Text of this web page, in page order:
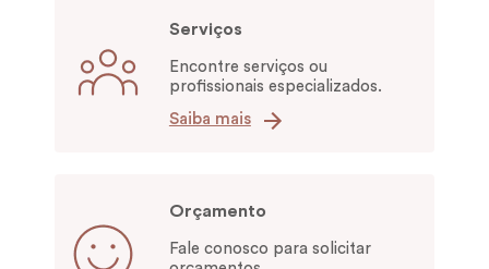
Serviços
Encontre serviços ou
profissionais especializados.
Saiba mais
Orçamento
Fale conosco para solicitar